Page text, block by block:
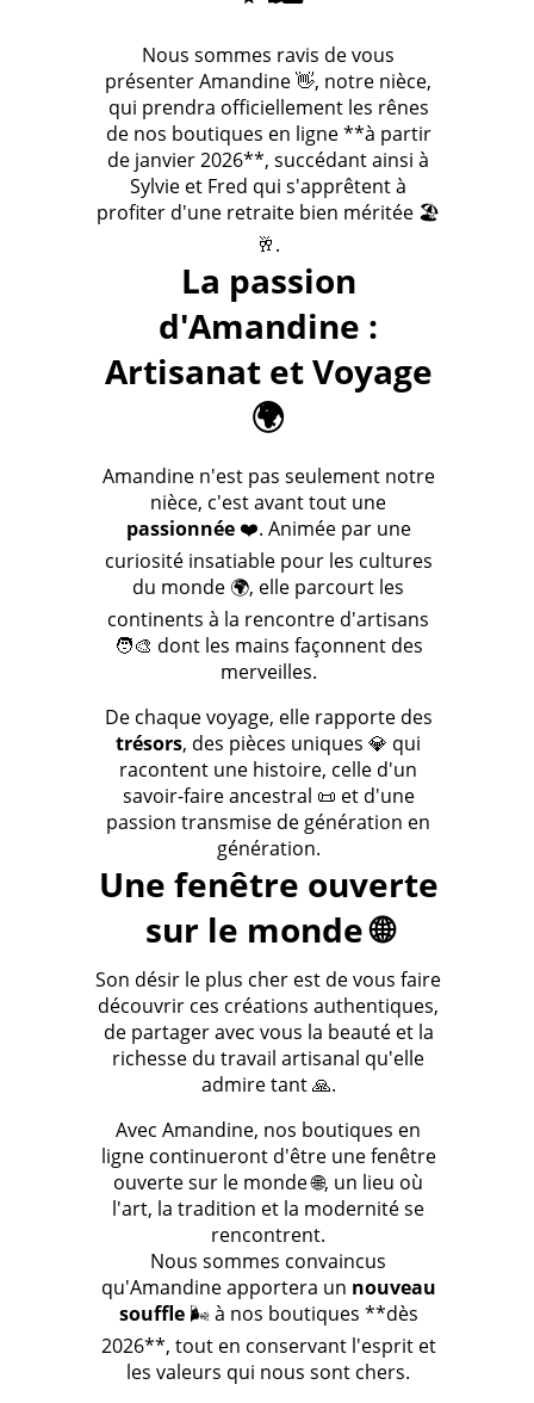
Nous sommes ravis de vous
présenter Amandine 👋, notre nièce,
qui prendra officiellement les rênes
de nos boutiques en ligne **à partir
de janvier 2026**, succédant ainsi à
Sylvie et Fred qui s'apprêtent à
profiter d'une retraite bien méritée 🏖️
🥂.
La passion
d'Amandine :
Artisanat et Voyage
🌍
Amandine n'est pas seulement notre
nièce, c'est avant tout une
passionnée❤️. Animée par une
curiosité insatiable pour les cultures
du monde 🌍, elle parcourt les
continents à la rencontre d'artisans
🧑‍🎨 dont les mains façonnent des
merveilles.
De chaque voyage, elle rapporte des
trésors, des pièces uniques 💎 qui
racontent une histoire, celle d'un
savoir-faire ancestral 📜 et d'une
passion transmise de génération en
génération.
Une fenêtre ouverte
sur le monde 🌐
Son désir le plus cher est de vous faire
découvrir ces créations authentiques,
de partager avec vous la beauté et la
richesse du travail artisanal qu'elle
admire tant 🙏.
Avec Amandine, nos boutiques en
ligne continueront d'être une fenêtre
ouverte sur le monde 🌐, un lieu où
l'art, la tradition et la modernité se
rencontrent.
Nous sommes convaincus
qu'Amandine apportera un nouveau
souffle🌬️ à nos boutiques **dès
2026**, tout en conservant l'esprit et
les valeurs qui nous sont chers.